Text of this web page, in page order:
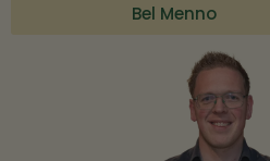
Bel Menno